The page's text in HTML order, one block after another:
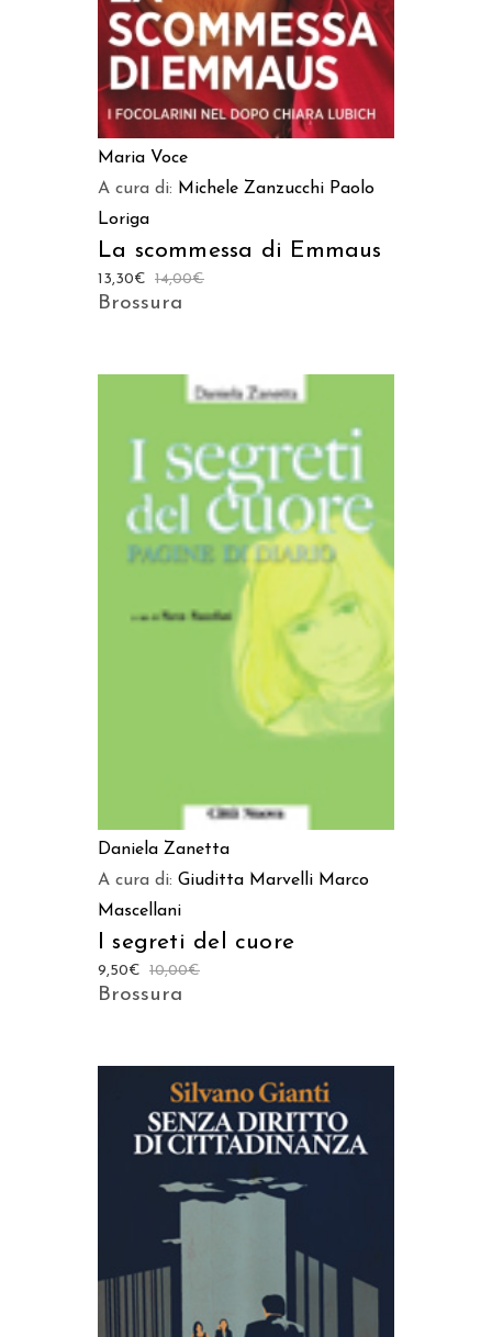
Maria Voce
A cura di: Michele Zanzucchi Paolo
Loriga
La scommessa di Emmaus
14,00€
13,30€
Brossura
Daniela Zanetta
A cura di: Giuditta Marvelli Marco
Mascellani
I segreti del cuore
10,00€
9,50€
Brossura
AGGIUNGI AL CARRELLO